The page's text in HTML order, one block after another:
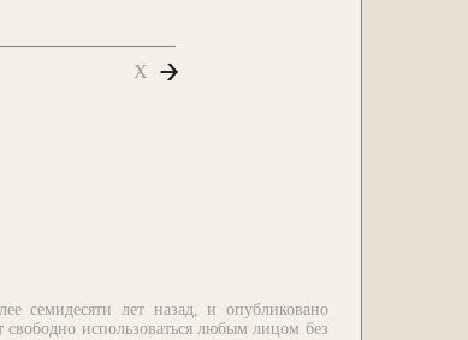
X
семидесяти лет назад, и опубликовано
использоваться любым лицом без